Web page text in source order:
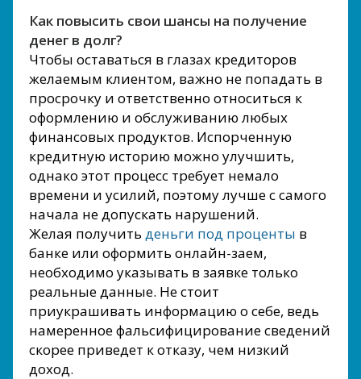
Как повысить свои шансы на получение
денег в долг?
Чтобы оставаться в глазах кредиторов
желаемым клиентом, важно не попадать в
просрочку и ответственно относиться к
оформлению и обслуживанию любых
финансовых продуктов. Испорченную
кредитную историю можно улучшить,
однако этот процесс требует немало
времени и усилий, поэтому лучше с самого
начала не допускать нарушений.
Желая получить деньги под проценты в
банке или оформить онлайн-заем,
необходимо указывать в заявке только
реальные данные. Не стоит
приукрашивать информацию о себе, ведь
намеренное фальсифицирование сведений
скорее приведет к отказу, чем низкий
доход.